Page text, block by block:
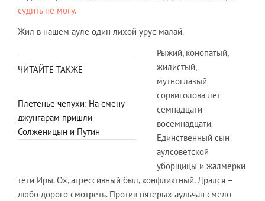
судить не могу.
Жил в нашем ауле один лихой урус-малай.
ЧИТАЙТЕ ТАКЖЕ
Плетенье чепухи: На смену
джунгарам пришли
Солженицын и Путин
Рыжий, конопатый,
жилистый,
мутноглазый
сорвиголова лет
семнадцати-
восемнадцати.
Единственный сын
аулсоветской
уборщицы и жалмерки
тети Иры. Ох, агрессивный был, конфликтный. Дрался –
любо-дорого смотреть. Против пятерых аульчан смело